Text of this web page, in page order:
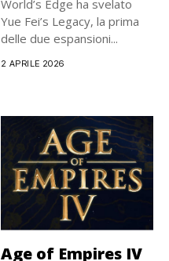
World’s Edge ha svelato
Yue Fei’s Legacy, la prima
delle due espansioni...
2 APRILE 2026
Age of Empires IV